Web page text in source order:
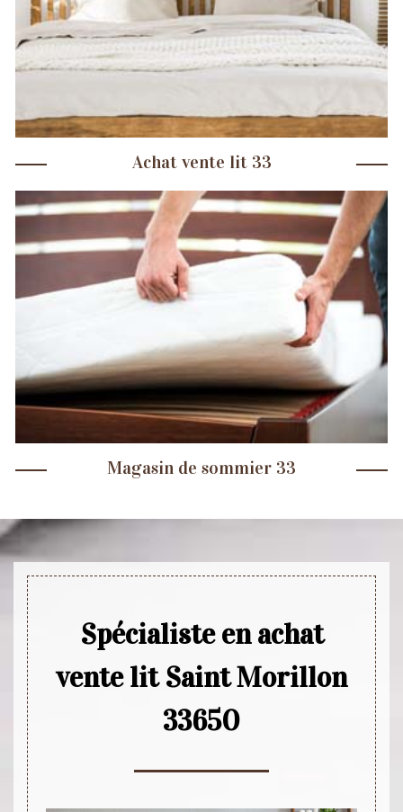
Achat vente lit 33
Magasin de sommier 33
Spécialiste en achat
vente lit Saint Morillon
33650